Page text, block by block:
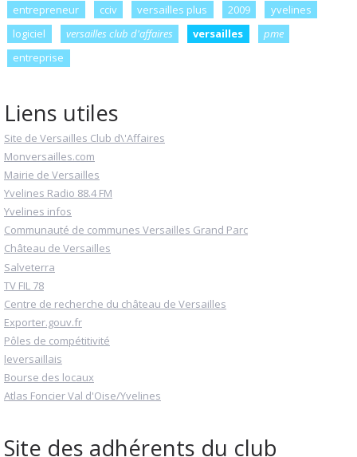
entrepreneur cciv versailles plus 2009
yvelines
logiciel
versailles club d'affaires versailles
pme
entreprise
Liens utiles
Site de Versailles Club d\'Affaires
Monversailles.com
Mairie de Versailles
Yvelines Radio 88.4 FM
Yvelines infos
Communauté de communes Versailles Grand Parc
Château de Versailles
Salveterra
TV FIL 78
Centre de recherche du château de Versailles
Exporter.gouv.fr
Pôles de compétitivité
leversaillais
Bourse des locaux
Atlas Foncier Val d'Oise/Yvelines
Site des adhérents du club